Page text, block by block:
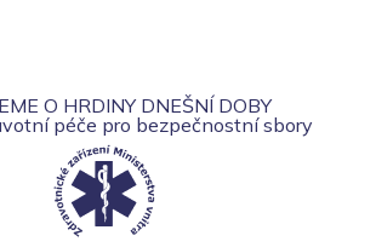
O HRDINY DNEŠNÍ DOBY
péče pro bezpečnostní sbory